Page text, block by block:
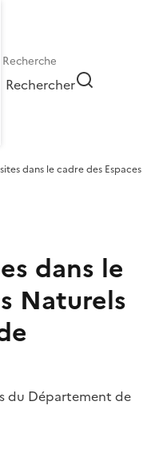
Rechercher
dans le cadre des Espaces
dans le
Naturels
du Département de